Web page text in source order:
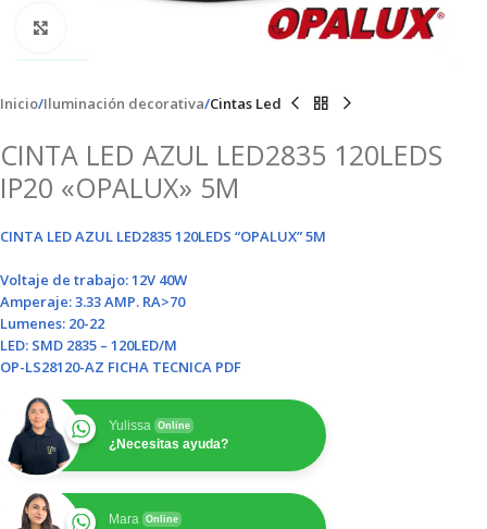
Inicio Iluminación decorativa Cintas Led
CINTA LED AZUL LED2835 120LEDS
IP20 «OPALUX» 5M
CINTA LED AZUL LED2835 120LEDS “OPALUX” 5M
Voltaje de trabajo: 12V 40W
Amperaje: 3.33 AMP. RA>70
Lumenes: 20-22
LED: SMD 2835 – 120LED/M
OP-LS28120-AZ FICHA TECNICA PDF
Yulissa Online
¿Necesitas ayuda?
Mara Online